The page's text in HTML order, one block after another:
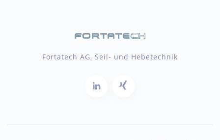
Fortatech AG, Seil- und Hebetechnik